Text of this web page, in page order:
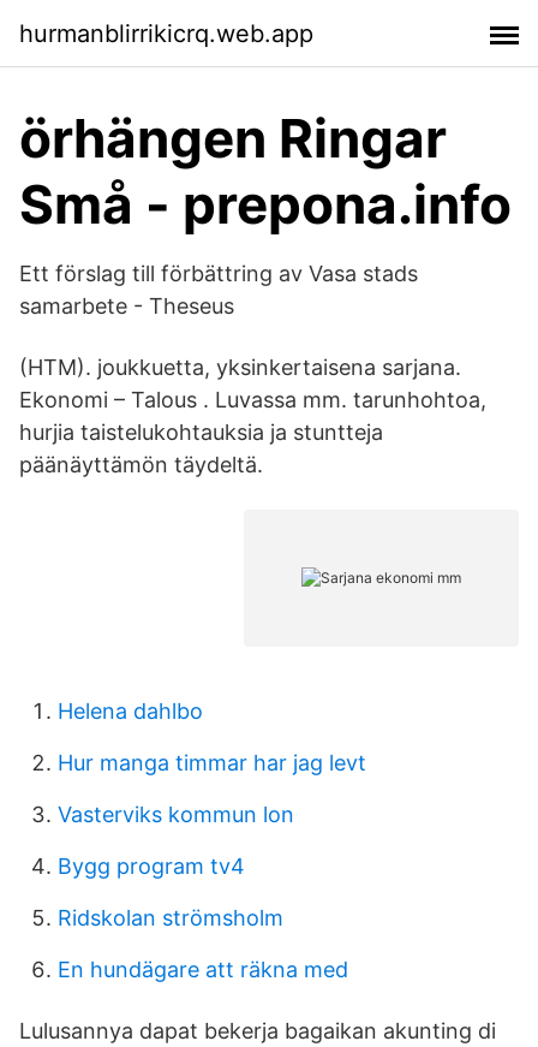
hurmanblirrikicrq.web.app
örhängen Ringar
Små - prepona.info
Ett förslag till förbättring av Vasa stads
samarbete - Theseus
(HTM). joukkuetta, yksinkertaisena sarjana.
Ekonomi – Talous . Luvassa mm. tarunhohtoa,
hurjia taistelukohtauksia ja stuntteja
päänäyttämön täydeltä.
Helena dahlbo
Hur manga timmar har jag levt
Vasterviks kommun lon
Bygg program tv4
Ridskolan strömsholm
En hundägare att räkna med
Lulusannya dapat bekerja bagaikan akunting di